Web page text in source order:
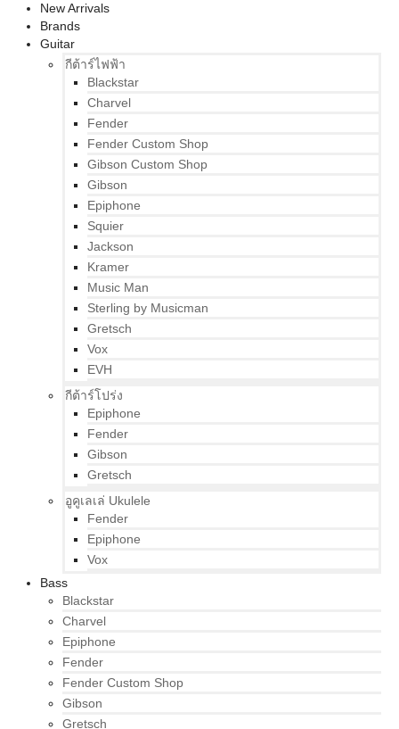
New Arrivals
Brands
Guitar
กีต้าร์ไฟฟ้า
Blackstar
Charvel
Fender
Fender Custom Shop
Gibson Custom Shop
Gibson
Epiphone
Squier
Jackson
Kramer
Music Man
Sterling by Musicman
Gretsch
Vox
EVH
กีต้าร์โปร่ง
Epiphone
Fender
Gibson
Gretsch
อูคูเลเล่ Ukulele
Fender
Epiphone
Vox
Bass
Blackstar
Charvel
Epiphone
Fender
Fender Custom Shop
Gibson
Gretsch